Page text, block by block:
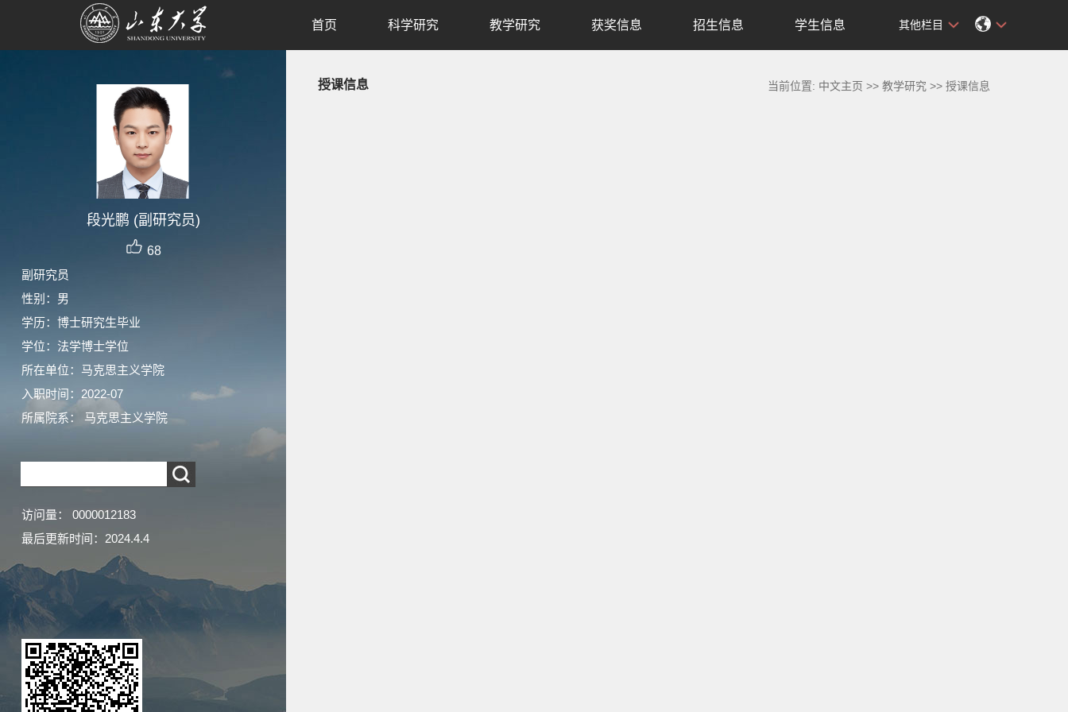
段光鹏 (副研究员)
68
副研究员
性别：男
学历：博士研究生毕业
学位：法学博士学位
所在单位：马克思主义学院
入职时间：2022-07
所属院系： 马克思主义学院
访问量： 0000012183
最后更新时间： 2024.4.4
首页 科学研究 教学研究 获奖信息 招生信息 学生信息 其他栏目
授课信息 当前位置: 中文主页 >>教学研究 >>授课信息